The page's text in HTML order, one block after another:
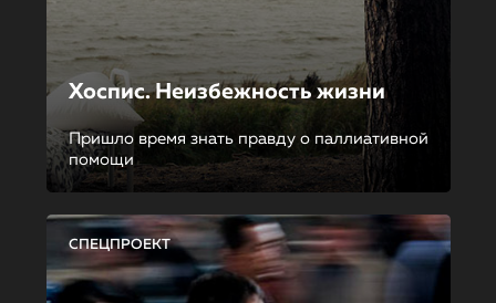
Хоспис. Неизбежность жизни
Пришло время знать правду о паллиативной
помощи
СПЕЦПРОЕКТ